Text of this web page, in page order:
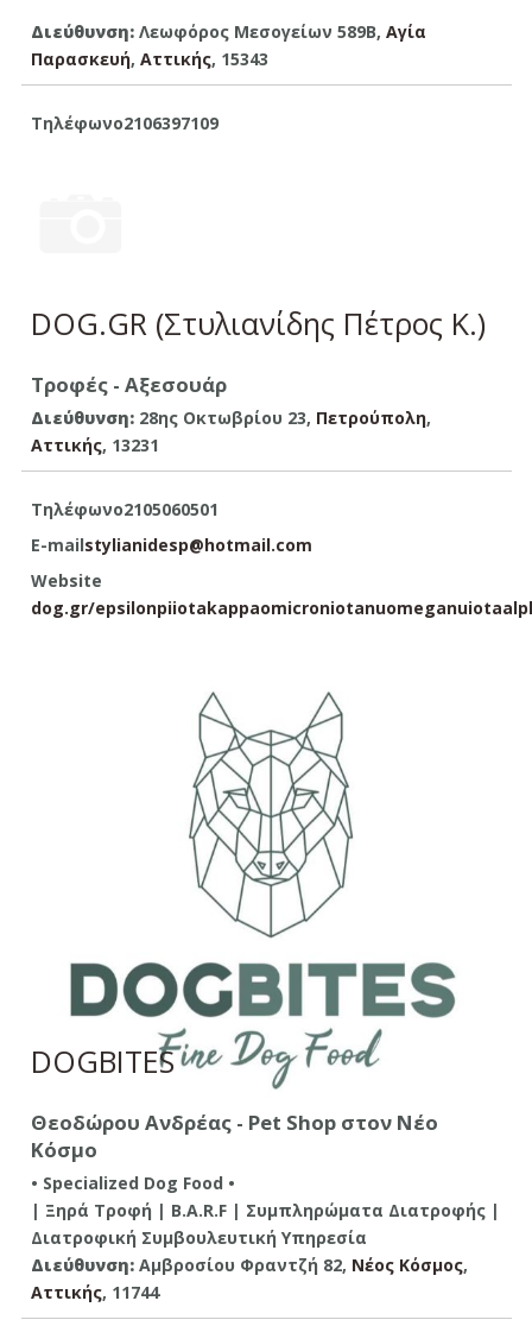
Διεύθυνση:Λεωφόρος Μεσογείων 589Β, Αγία
Παρασκευή, Αττικής, 15343
Τηλέφωνο2106397109
DOG.GR (Στυλιανίδης Πέτρος Κ.)
Τροφές - Αξεσουάρ
Διεύθυνση:28ης Οκτωβρίου 23, Πετρούπολη,
Αττικής, 13231
Τηλέφωνο2105060501
E-mailstylianidesp@hotmail.com
Website
dog.gr/
DOGBITES
Θεοδώρου Ανδρέας - Pet Shop στον Νέο
Κόσμο
• Specialized Dog Food •
| Ξηρά Τροφή | B.A.R.F | Συμπληρώματα Διατροφής |
Διατροφική Συμβουλευτική Υπηρεσία
Διεύθυνση:Αμβροσίου Φραντζή 82, Νέος Κόσμος,
Αττικής, 11744